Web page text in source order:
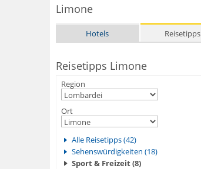
Limone
Hotels Reisetipps
Reisetipps Limone
Region
Ort
Alle Reisetipps (42)
Sehenswürdigkeiten (18)
Sport & Freizeit (8)